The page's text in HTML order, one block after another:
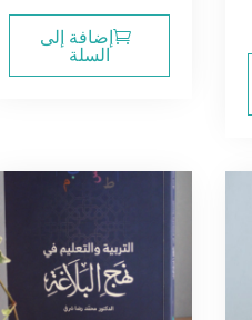
إضافة إلى
السلة